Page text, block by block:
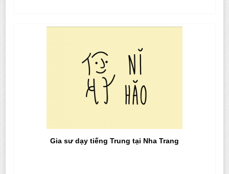
Gia sư dạy tiếng Trung tại Nha Trang